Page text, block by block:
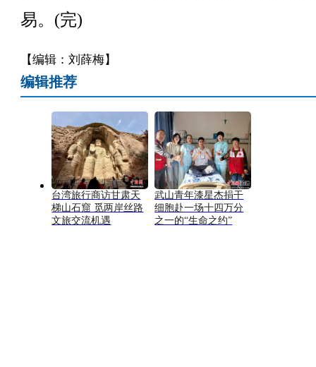
易。(完)
【编辑：刘薛梅】
编辑推荐
台湾旅行商访甘肃天
梯山石窟 觅两岸丝路
文旅交流机遇
武山青年漆星杰捐干
细胞赴一场十四万分
之一的“生命之约”